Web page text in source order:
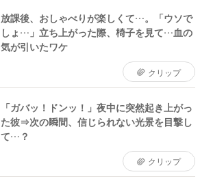
放課後、おしゃべりが楽しくて…。「ウソで
しょ…」立ち上がった際、椅子を見て…血の
気が引いたワケ
クリップ
「ガバッ！ドンッ！」夜中に突然起き上がっ
た彼⇒次の瞬間、信じられない光景を目撃し
て…？
クリップ